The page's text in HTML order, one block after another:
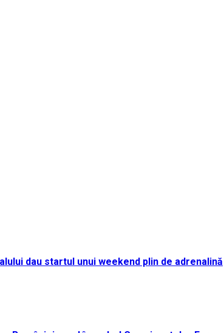
dau startul unui weekend plin de adrenalină